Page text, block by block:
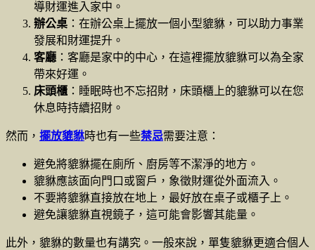
導財運進入家中。
辦公桌 ：在辦公桌上擺放一個小型貔貅，可以助力事業
發展和財運提升。
客廳 ：客廳是家中的中心，在這裡擺放貔貅可以為全家
帶來好運。
床頭櫃 ：睡眠時也不忘招財，床頭櫃上的貔貅可以在您
休息時持續招財。
然而， 擺放貔貅時也有一些禁忌需要注意：
避免將貔貅擺在廁所、廚房等不潔淨的地方。
貔貅應該面向門口或窗戶，象徵財運從外面流入。
不要將貔貅直接放在地上，最好放在桌子或櫃子上。
避免讓貔貅直視鏡子，這可能會影響其能量。
此外，貔貅的數量也有講究。一般來說，單隻貔貅更適合個人